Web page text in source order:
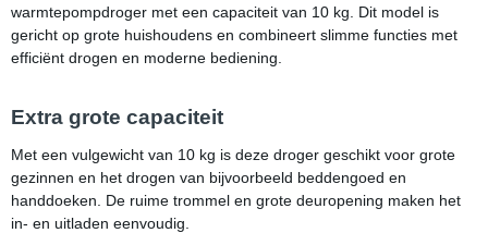
warmtepompdroger met een capaciteit van 10 kg. Dit model is
gericht op grote huishoudens en combineert slimme functies met
efficiënt drogen en moderne bediening.
Extra grote capaciteit
Met een vulgewicht van 10 kg is deze droger geschikt voor grote
gezinnen en het drogen van bijvoorbeeld beddengoed en
handdoeken. De ruime trommel en grote deuropening maken het
in- en uitladen eenvoudig.